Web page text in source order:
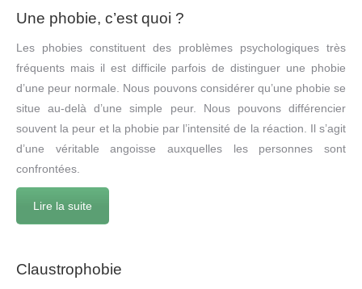
Une phobie, c’est quoi ?
Les phobies constituent des problèmes psychologiques très
fréquents mais il est difficile parfois de distinguer une phobie
d’une peur normale. Nous pouvons considérer qu’une phobie se
situe au-delà d’une simple peur. Nous pouvons différencier
souvent la peur et la phobie par l’intensité de la réaction. Il s’agit
d’une véritable angoisse auxquelles les personnes sont
confrontées.
Lire la suite
Claustrophobie